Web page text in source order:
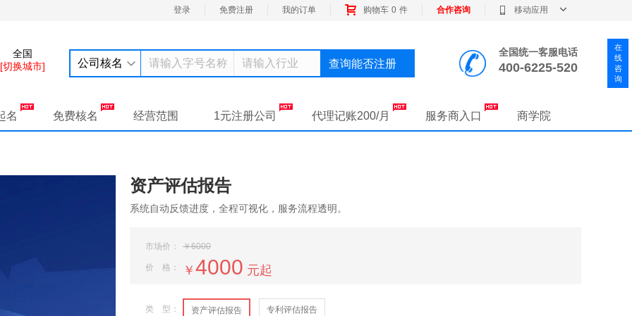
登录 免费注册 我的订单 购物车 0 件 合作咨询 移动应用
全国
[切换城市]
公司核名 查询能否注册
全国统一客服电话
400-6225-520
名 免费核名 经营范围 1元注册公司 代理记账200/月 服务商入口 商学院
资产评估报告
系统自动反馈进度，全程可视化，服务流程透明。
市场价： ￥6000
价 格： ￥ 4000 元起
类 型： 资产评估报告 专利评估报告
在
线
咨
询